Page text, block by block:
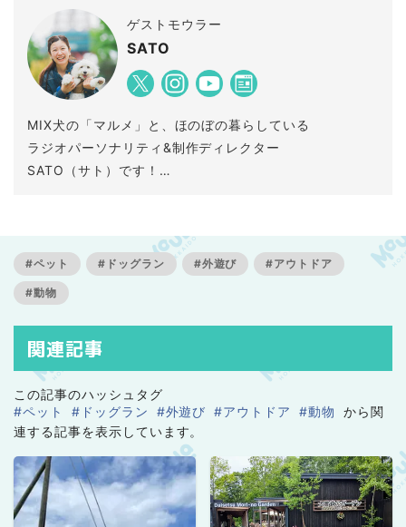
ゲストモウラー
SATO
MIX犬の「マルメ」と、ほのぼの暮らしている
ラジオパーソナリティ&制作ディレクター
SATO（サト）です！
#ペット #ドッグラン #外遊び #アウトドア
#動物
関連記事
この記事のハッシュタグ
#ペット
#ドッグラン #外遊び #アウトドア #動物
から関
連する記事を表示しています。